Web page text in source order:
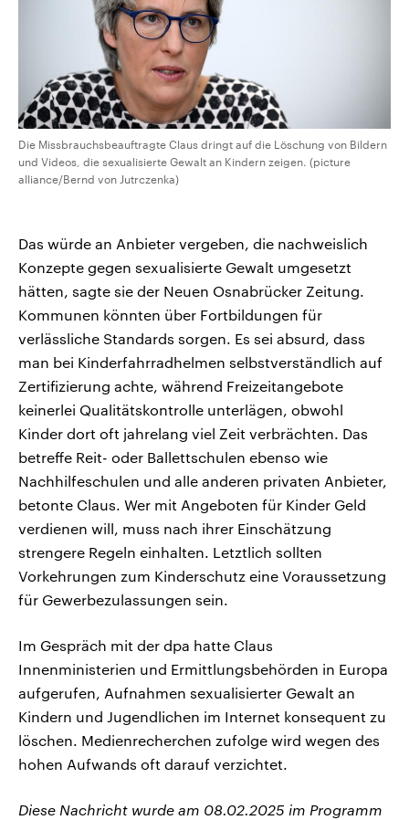
Die Missbrauchsbeauftragte Claus dringt auf die Löschung von Bildern
und Videos, die sexualisierte Gewalt an Kindern zeigen. (picture
alliance/Bernd von Jutrczenka)
Das würde an Anbieter vergeben, die nachweislich
Konzepte gegen sexualisierte Gewalt umgesetzt
hätten, sagte sie der Neuen Osnabrücker Zeitung.
Kommunen könnten über Fortbildungen für
verlässliche Standards sorgen. Es sei absurd, dass
man bei Kinderfahrradhelmen selbstverständlich auf
Zertifizierung achte, während Freizeitangebote
keinerlei Qualitätskontrolle unterlägen, obwohl
Kinder dort oft jahrelang viel Zeit verbrächten. Das
betreffe Reit- oder Ballettschulen ebenso wie
Nachhilfeschulen und alle anderen privaten Anbieter,
betonte Claus. Wer mit Angeboten für Kinder Geld
verdienen will, muss nach ihrer Einschätzung
strengere Regeln einhalten. Letztlich sollten
Vorkehrungen zum Kinderschutz eine Voraussetzung
für Gewerbezulassungen sein.
Im Gespräch mit der dpa hatte Claus
Innenministerien und Ermittlungsbehörden in Europa
aufgerufen, Aufnahmen sexualisierter Gewalt an
Kindern und Jugendlichen im Internet konsequent zu
löschen. Medienrecherchen zufolge wird wegen des
hohen Aufwands oft darauf verzichtet.
Diese Nachricht wurde am 08.02.2025 im Programm